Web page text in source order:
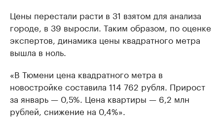
Цены перестали расти в 31 взятом для анализа
городе, в 39 выросли. Таким образом, по оценке
экспертов, динамика цены квадратного метра
вышла в ноль.
«В Тюмени цена квадратного метра в
новостройке составила 114 762 рубля. Прирост
за январь — 0,5%. Цена квартиры — 6,2 млн
рублей, снижение на 0,4%».